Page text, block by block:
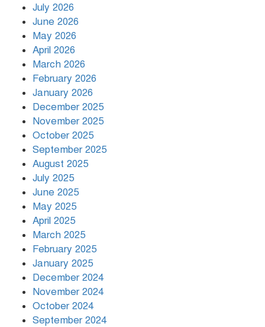
বৃষ্টি থামার নাম নেই, পথে পথে
July 2026
June 2026
May 2026
April 2026
March 2026
February 2026
January 2026
December 2025
November 2025
October 2025
September 2025
August 2025
July 2025
June 2025
May 2025
April 2025
March 2025
February 2025
January 2025
December 2024
November 2024
October 2024
September 2024